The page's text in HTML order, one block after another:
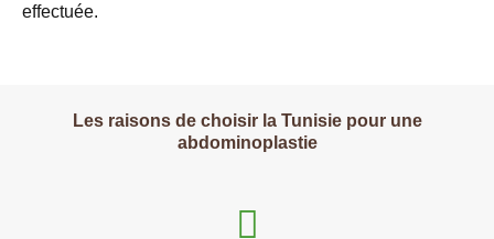
effectuée.
Les raisons de choisir la Tunisie pour une
abdominoplastie